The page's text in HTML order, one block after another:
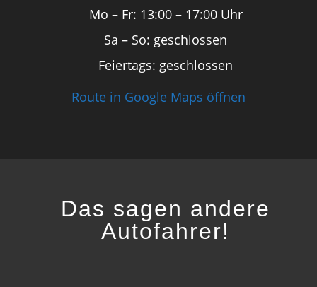
Mo – Fr: 13:00 – 17:00 Uhr
Sa – So: geschlossen
Feiertags: geschlossen
Route in Google Maps öffnen
Das sagen andere
Autofahrer!